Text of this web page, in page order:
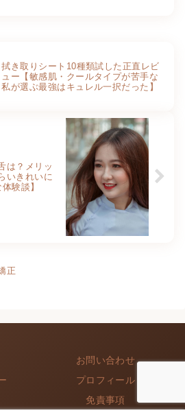
拭き取りシート10種類試した正直レビ
ュー【敏感肌・クールタイプが苦手な
私が選ぶ最強はキュレル一択だった】
は？メリッ
いきれいに
験談】
正
お問い合わせ
プロフィール
免責事項